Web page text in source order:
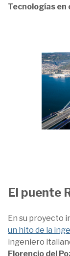
Tecnologías
El puente
En su proyecto
un hito de la
ingeniero
Florencio del